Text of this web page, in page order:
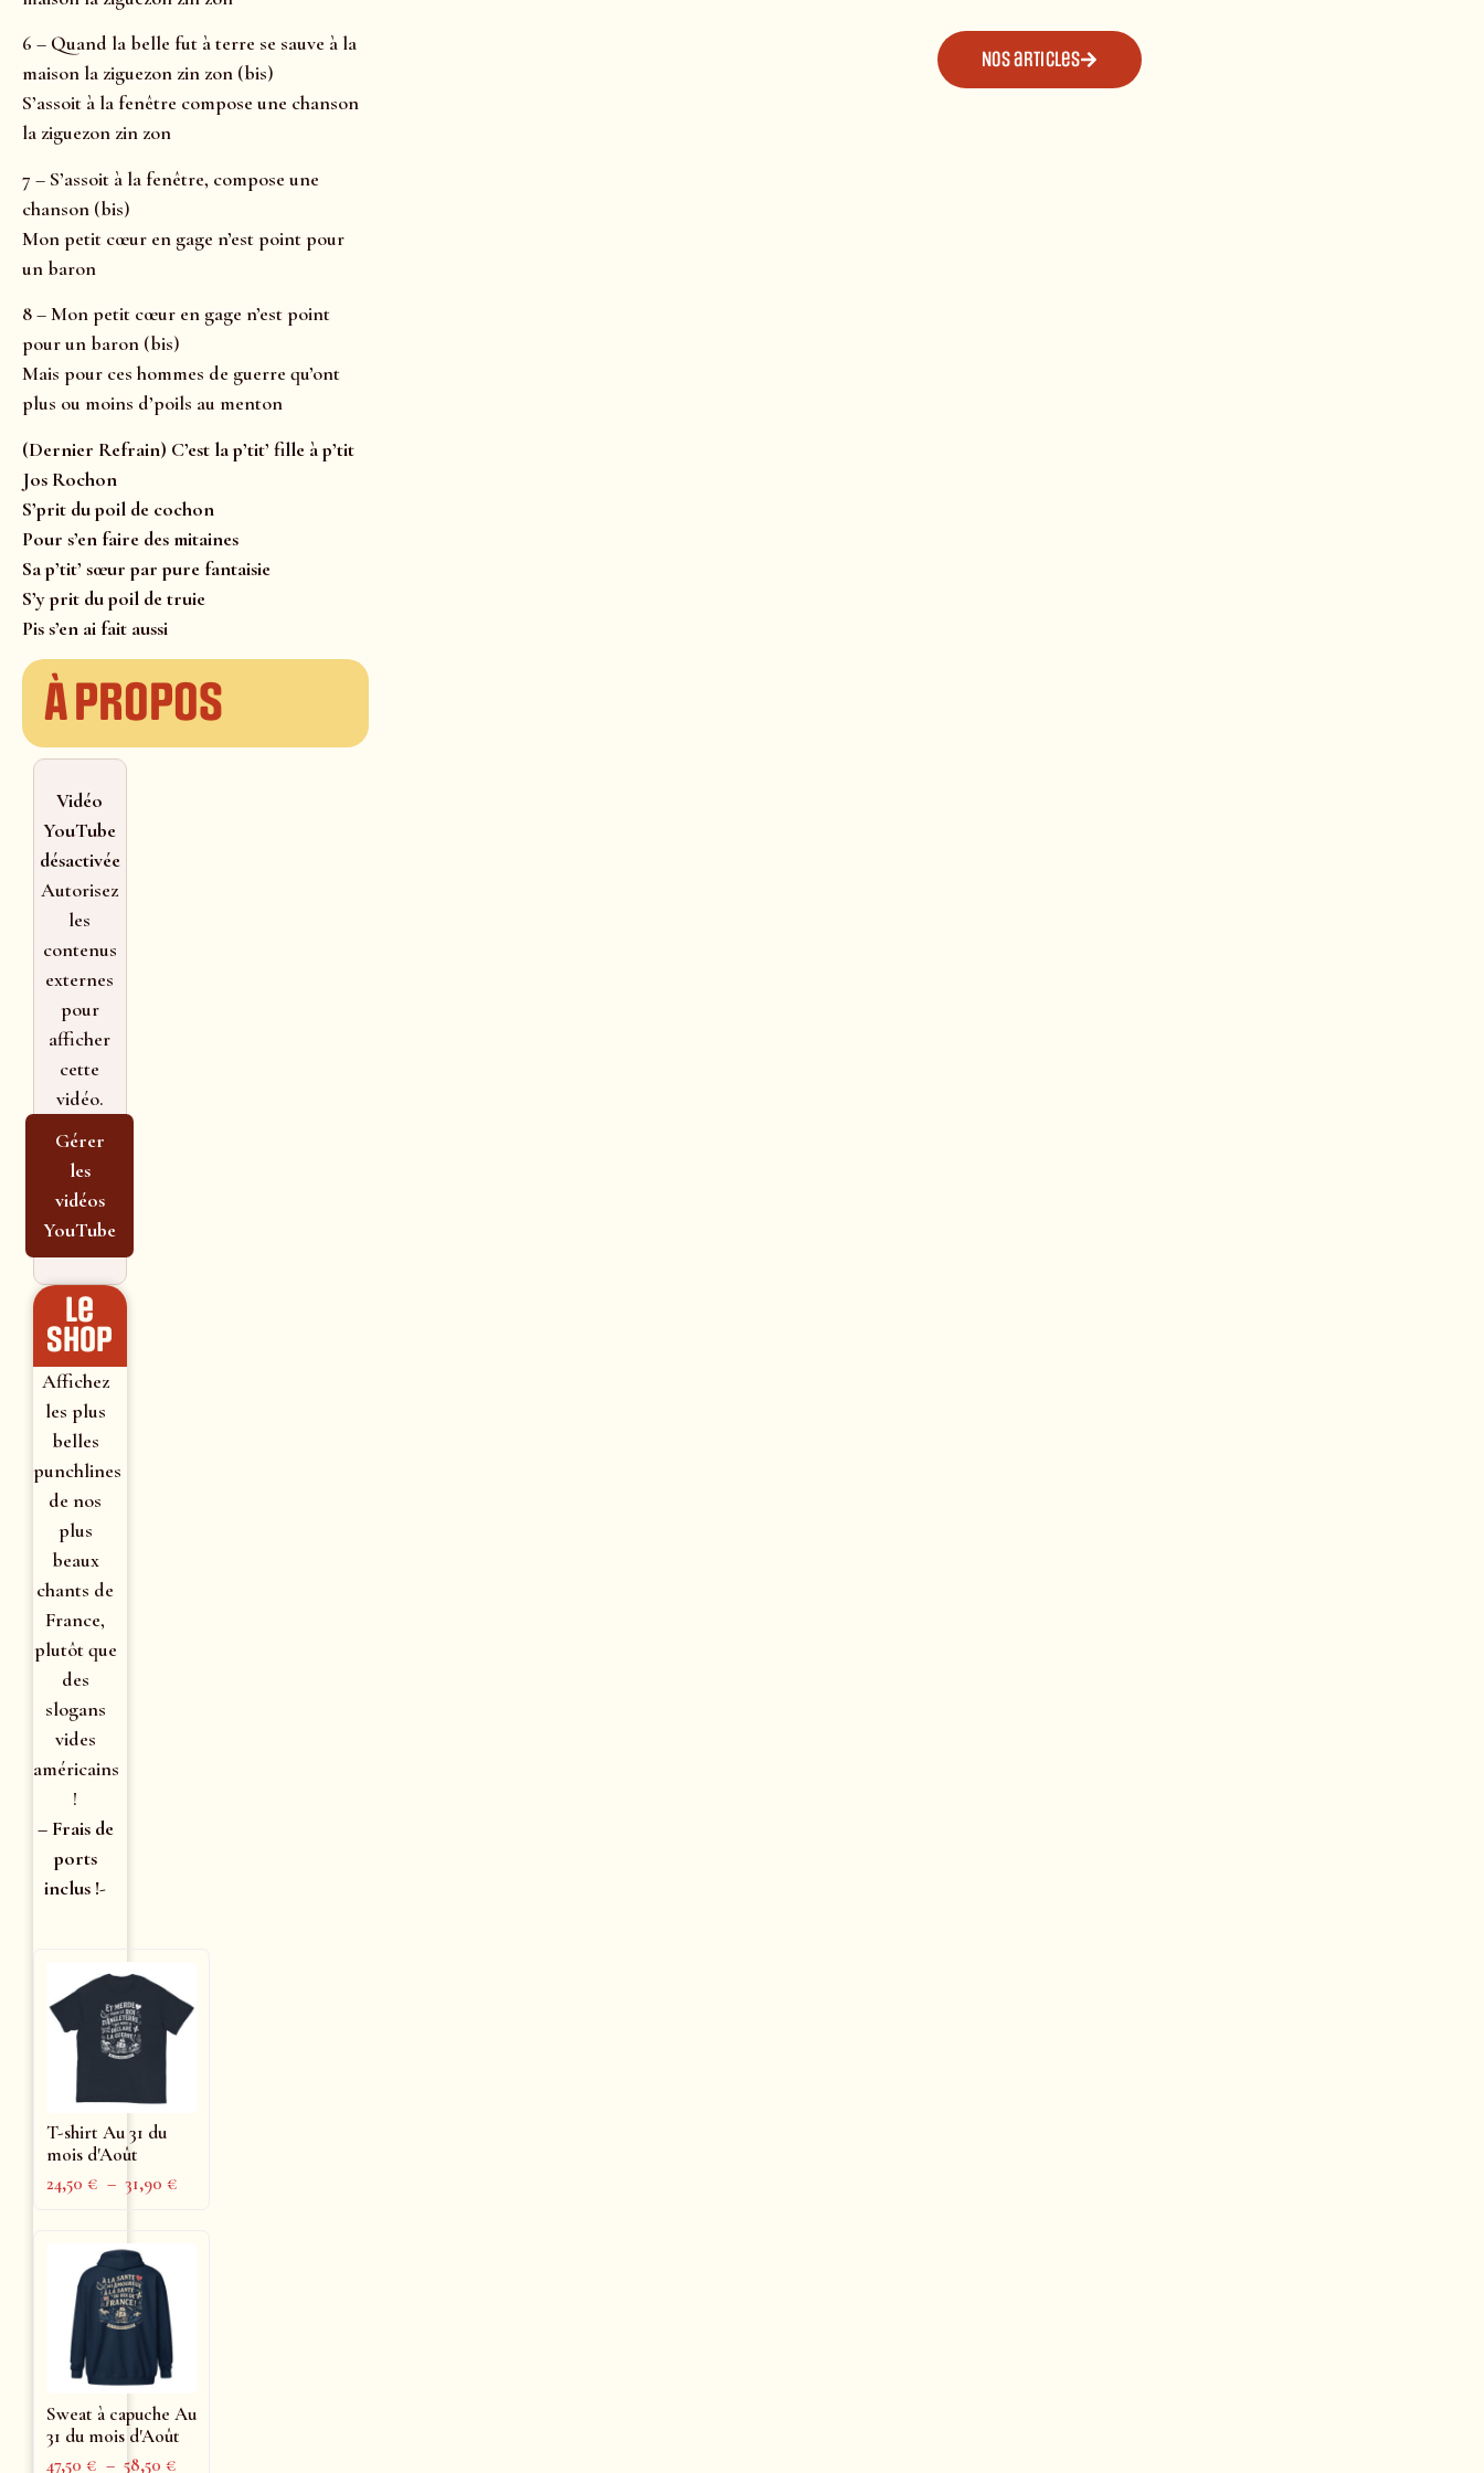
6 – Quand la belle fut à terre se sauve à la
maison la ziguezon zin zon (bis)
S’assoit à la fenêtre compose une chanson
la ziguezon zin zon
7 – S’assoit à la fenêtre, compose une
chanson (bis)
Mon petit cœur en gage n’est point pour
un baron
8 – Mon petit cœur en gage n’est point
pour un baron (bis)
Mais pour ces hommes de guerre qu’ont
plus ou moins d’poils au menton
(Dernier Refrain) C’est la p’tit’ fille à p’tit
Jos Rochon
S’prit du poil de cochon
Pour s’en faire des mitaines
Sa p’tit’ sœur par pure fantaisie
S’y prit du poil de truie
Pis s’en ai fait aussi
À propos
Vidéo
YouTube
désactivée
Autorisez
les
contenus
externes
pour
afficher
cette
vidéo.
Gérer
les
vidéos
YouTube
le
shop
Affichez
les plus
belles
punchlines
de nos
plus
beaux
chants de
France,
plutôt que
des
slogans
vides
américains
!
– Frais de
ports
inclus !-
T-shirt Au 31 du
mois d'Août
24,50 € – 31,90 €
Sweat à capuche Au
31 du mois d'Août
47,50 € – 58,50 €
Nos articles